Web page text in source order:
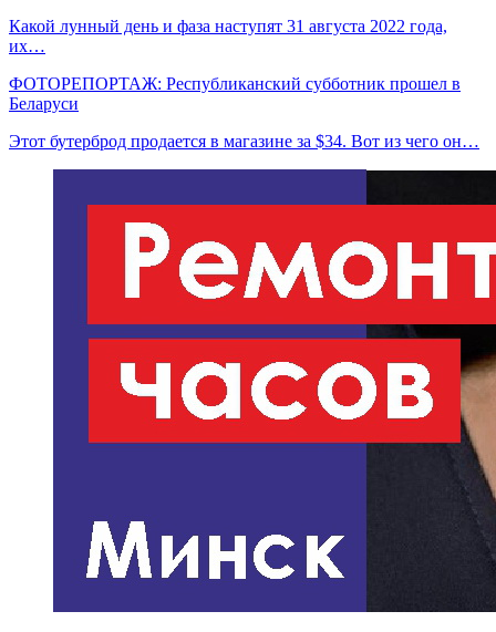
Какой лунный день и фаза наступят 31 августа 2022 года,
их…
ФОТОРЕПОРТАЖ: Республиканский субботник прошел в
Беларуси
Этот бутерброд продается в магазине за $34. Вот из чего он…